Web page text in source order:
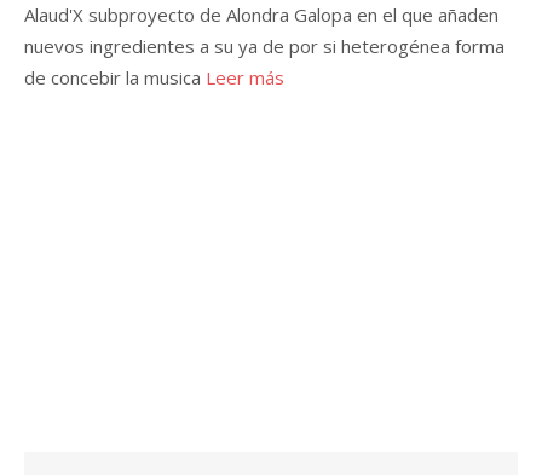
Alaud'X subproyecto de Alondra Galopa en el que añaden
nuevos ingredientes a su ya de por si heterogénea forma
de concebir la musica Leer más